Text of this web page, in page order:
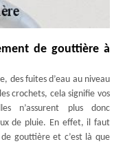
de gouttière à
des fuites d’eau au niveau
crochets, cela signifie vos
n’assurent plus donc
de pluie. En effet, il faut
gouttière et c’est là que